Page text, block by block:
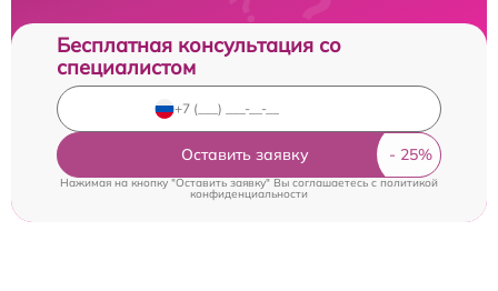
Бесплатная консультация со
специалистом
Оставить заявку
Нажимая на кнопку "Оставить заявку" Вы соглашаетесь cполитикой
конфиденциальности